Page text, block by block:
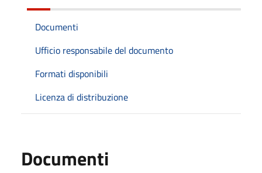
Documenti
Ufficio responsabile del documento
Formati disponibili
Licenza di distribuzione
Documenti